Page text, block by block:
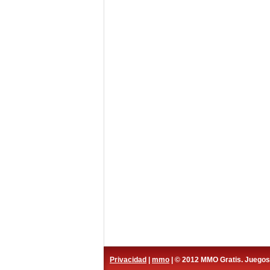
Privacidad mmo | © 2012 MMO Gratis.